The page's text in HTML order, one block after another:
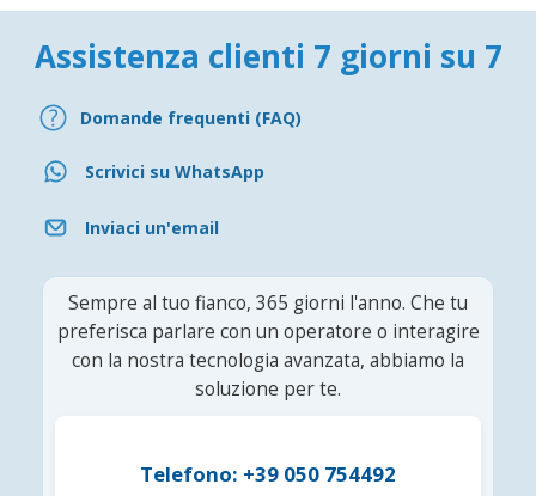
Assistenza clienti 7 giorni su 7
Domande frequenti (FAQ)
Scrivici su WhatsApp
Inviaci un'email
Sempre al tuo fianco, 365 giorni l'anno. Che tu
preferisca parlare con un operatore o interagire
con la nostra tecnologia avanzata, abbiamo la
soluzione per te.
Telefono: +39 050 754492